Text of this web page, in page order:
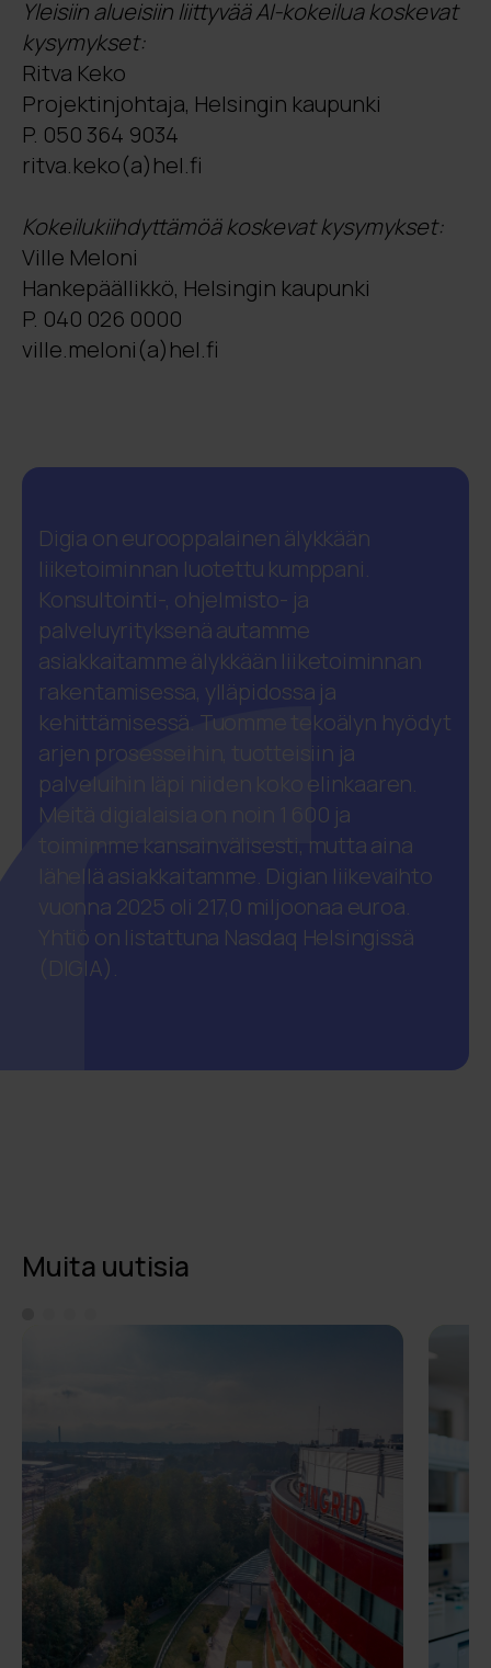
Yleisiin alueisiin liittyvää AI-kokeilua koskevat
kysymykset:
Ritva Keko
Projektinjohtaja, Helsingin kaupunki
P. 050 364 9034
ritva.keko(a)hel.fi
Kokeilukiihdyttämöä koskevat kysymykset:
Ville Meloni
Hankepäällikkö, Helsingin kaupunki
P. 040 026 0000
ville.meloni(a)hel.fi
Digia on eurooppalainen älykkään
liiketoiminnan luotettu kumppani.
Konsultointi-, ohjelmisto- ja
palveluyrityksenä autamme
asiakkaitamme älykkään liiketoiminnan
rakentamisessa, ylläpidossa ja
kehittämisessä. Tuomme tekoälyn hyödyt
arjen prosesseihin, tuotteisiin ja
palveluihin läpi niiden koko elinkaaren.
Meitä digialaisia on noin 1 600 ja
toimimme kansainvälisesti, mutta aina
lähellä asiakkaitamme. Digian liikevaihto
vuonna 2025 oli 217,0 miljoonaa euroa.
Yhtiö on listattuna Nasdaq Helsingissä
(DIGIA).
Muita uutisia